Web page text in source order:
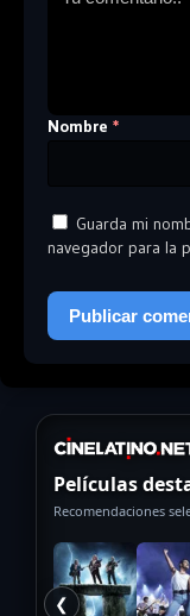
Nombre *
Guarda mi
navegador para la
Películas
Recomendaciones
❮